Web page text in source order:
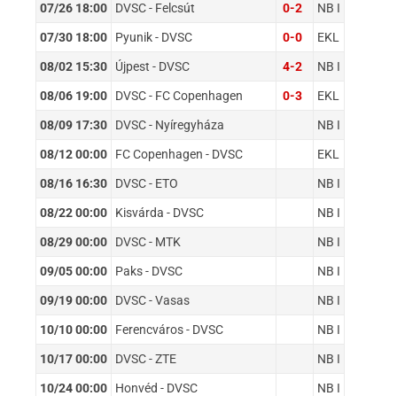
07/26 18:00 DVSC - Felcsút 0-2 NB I
07/30 18:00 Pyunik - DVSC 0-0 EKL
08/02 15:30 Újpest - DVSC 4-2 NB I
08/06 19:00 DVSC - FC Copenhagen 0-3 EKL
08/09 17:30 DVSC - Nyíregyháza NB I
08/12 00:00 FC Copenhagen - DVSC EKL
08/16 16:30 DVSC - ETO NB I
08/22 00:00 Kisvárda - DVSC NB I
08/29 00:00 DVSC - MTK NB I
09/05 00:00 Paks - DVSC NB I
09/19 00:00 DVSC - Vasas NB I
10/10 00:00 Ferencváros - DVSC NB I
10/17 00:00 DVSC - ZTE NB I
10/24 00:00 Honvéd - DVSC NB I